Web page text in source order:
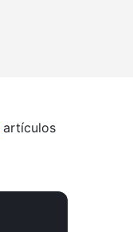
artículos